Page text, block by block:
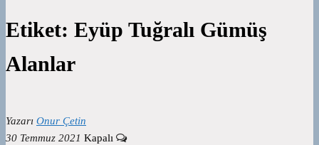
Etiket: Eyüp Tuğralı Gümüş
Alanlar
Yazarı Onur Çetin
30 Temmuz 2021 Kapalı